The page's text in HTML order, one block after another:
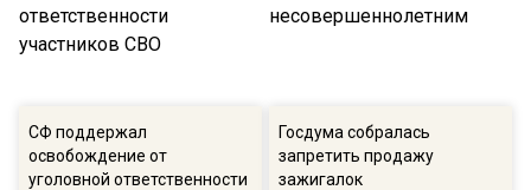
СФ поддержал
освобождение от
уголовной ответственности
Госдума собралась
запретить продажу
зажигалок